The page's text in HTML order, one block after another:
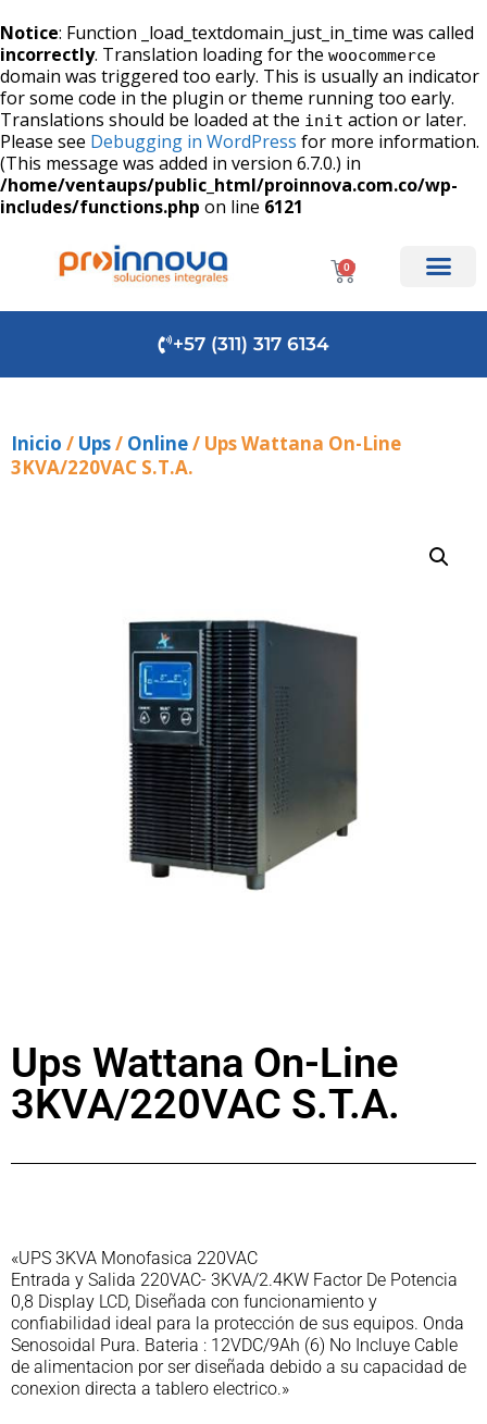
Notice: Function _load_textdomain_just_in_time was called
incorrectly. Translation loading for the woocommerce
domain was triggered too early. This is usually an indicator
for some code in the plugin or theme running too early.
Translations should be loaded at the init action or later.
Please see Debugging in WordPress for more information.
(This message was added in version 6.7.0.) in
/home/ventaups/public_html/proinnova.com.co/wp-
includes/functions.php on line 6121
0
+57 (311) 317 6134
Inicio / Ups/ Online/ Ups Wattana On-Line
3KVA/220VAC S.T.A.
Ups Wattana On-Line
3KVA/220VAC S.T.A.
«UPS 3KVA Monofasica 220VAC
Entrada y Salida 220VAC- 3KVA/2.4KW Factor De Potencia
0,8 Display LCD, Diseñada con funcionamiento y
confiabilidad ideal para la protección de sus equipos. Onda
Senosoidal Pura. Bateria : 12VDC/9Ah (6) No Incluye Cable
de alimentacion por ser diseñada debido a su capacidad de
conexion directa a tablero electrico.»